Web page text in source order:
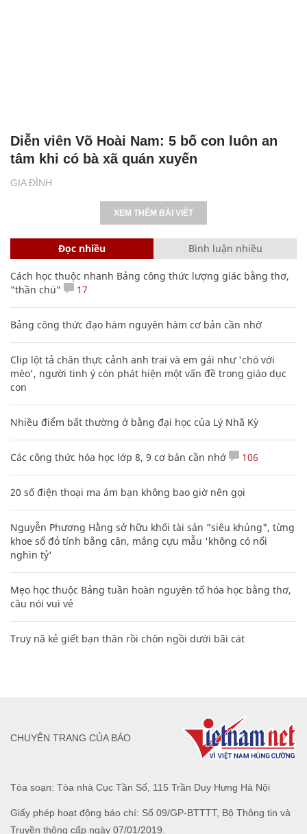
GIA ĐÌNH
Diễn viên Võ Hoài Nam: 5 bố con luôn an
tâm khi có bà xã quán xuyến
XEM THÊM BÀI VIẾT
Đọc nhiều Bình luận nhiều
Cách học thuộc nhanh Bảng công thức lượng giác bằng thơ,
"thần chú"
17
Bảng công thức đạo hàm nguyên hàm cơ bản cần nhớ
Clip lột tả chân thực cảnh anh trai và em gái như 'chó với
mèo', người tinh ý còn phát hiện một vấn đề trong giáo dục
con
Nhiều điểm bất thường ở bằng đại học của Lý Nhã Kỳ
Các công thức hóa học lớp 8, 9 cơ bản cần nhớ 106
20 số điện thoại ma ám bạn không bao giờ nên gọi
Nguyễn Phương Hằng sở hữu khối tài sản "siêu khủng", từng
khoe sổ đỏ tính bằng cân, mắng cựu mẫu 'không có nổi
nghìn tỷ'
Mẹo học thuộc Bảng tuần hoàn nguyên tố hóa học bằng thơ,
câu nói vui vẻ
Truy nã kẻ giết bạn thân rồi chôn ngồi dưới bãi cát
Tòa soạn: Tòa nhà Cục Tần Số, 115 Trần Duy Hưng Hà Nội
Giấy phép hoạt động báo chí: Số 09/GP-BTTTT, Bộ Thông tin và
Truyền thông cấp ngày 07/01/2019.
CHUYÊN TRANG CỦA BÁO